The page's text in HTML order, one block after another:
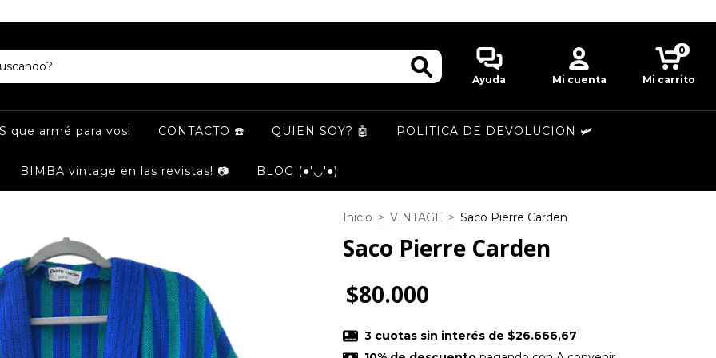
Ayuda Mi cuenta Mi carrito
0
que armé para vos! CONTACTO ☎️ QUIEN SOY? 🤖 POLITICA DE DEVOLUCION 🛩️
BIMBA vintage en las revistas! 📷 BLOG (●'◡'●)
Inicio > VINTAGE > Saco Pierre Carden
Saco Pierre Carden
$80.000
3 cuotas sin interés de $26.666,67